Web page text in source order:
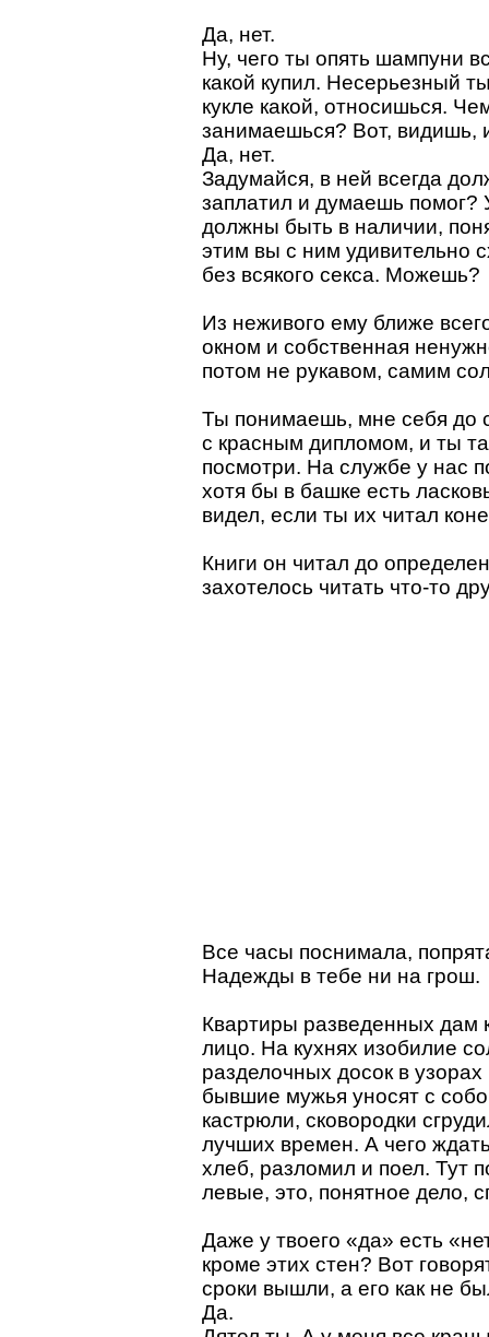
Да, нет.
Ну, чего ты опять шампуни
какой купил. Несерьезный
кукле какой, относишься.
занимаешься? Вот, видишь,
Да, нет.
Задумайся, в ней всегда
заплатил и думаешь помог?
должны быть в наличии,
этим вы с ним удивительно
без всякого секса. Можешь?
Из неживого ему ближе
окном и собственная
потом не рукавом, самим
Ты понимаешь, мне себя до
с красным дипломом, и ты
посмотри. На службе у нас
хотя бы в башке есть
видел, если ты их читал
Книги он читал до
захотелось читать что-то
Все часы поснимала,
Надежды в тебе ни на грош.
Квартиры разведенных дам
лицо. На кухнях изобилие
разделочных досок в
бывшие мужья уносят с
кастрюли, сковородки
лучших времен. А чего
хлеб, разломил и поел. Тут
левые, это, понятное дело,
Даже у твоего «да» есть
кроме этих стен? Вот
сроки вышли, а его как не
Да.